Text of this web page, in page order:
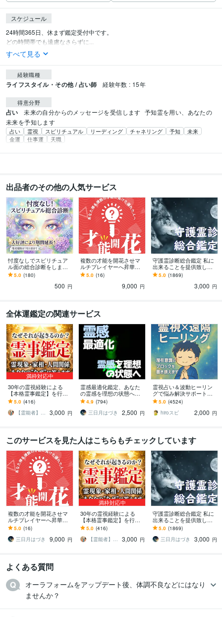
スケジュール
24時間365日、休まず鑑定受付中です。
どの時間帯でも遠慮なさらずに...
すべて見る
経験職種
ライフスタイル・その他 / 占い師 経験年数 : 15年
得意分野
占い 未来の自分からのメッセージを受信します 予知霊を用い、あなたの
未来を予知します
占い 霊視 スピリチュアル リーディング チャネリング 予知
未来
金運
仕事運 天職
出品者のその他の人気サービス
忖度なしでスピリチュア
ル面の総合診断をします
【※期間限定】あなた様の
スピリチュアルの多くが
5.0 (180)
500 円
複数の才能を開花させマ
ルチプレイヤーへ昇華さ
せます あなた様を複数の
才能に長けた優れた人へ
5.0 (16)
9,000 円
守護霊診断総合鑑定 私に
出来ることを提供致しま
す あなたの守護霊 守護動
物霊などをこの機会に把
5.0 (1869)
3,000 円
全体運鑑定の関連サービス
満枠対応中
30年の霊視経験による
【本格霊事鑑定】を行い
ます 霊現象・家相・家
系・先祖・土地・人間関
係・悪縁・因縁・厄払い
5.0 (416)
【霊能者】天晴
3,000 円
霊感最適化鑑定、あなた
の霊感を理想の状態へ導
きます 霊感をチューニン
グし、理想の霊感へ
4.9 (794)
三日月はづき
2,500 円
霊視占い＆波動ヒーリン
グで悩み解決サポートし
ます 問題の原因を霊視占
いで明らかにして問題解
決力を高めたい方へ
5.0 (4524)
hiroスピ
2,000 円
このサービスを見た人はこちらもチェックしています
複数の才能を開花させマ
ルチプレイヤーへ昇華さ
せます あなた様を複数の
才能に長けた優れた人へ
5.0 (16)
三日月はづき
9,000 円
満枠対応中
30年の霊視経験による
【本格霊事鑑定】を行い
ます 霊現象・家相・家
系・先祖・土地・人間関
係・悪縁・因縁・厄払い
5.0 (416)
【霊能者】天晴
3,000 円
守護霊診断総合鑑定 私に
出来ることを提供致しま
す あなたの守護霊 守護動
物霊などをこの機会に把
握しましょう
5.0 (1869)
三日月はづき
3,000 円
よくある質問
オーラフォームをアップデート後、体調不良などにはなり
ませんか？